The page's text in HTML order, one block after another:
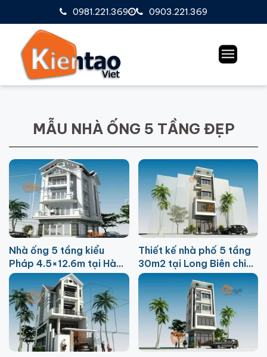
0903.221.369
0981.221.369
MẪU NHÀ ỐNG 5 TẦNG ĐẸP
Nhà ống 5 tầng kiểu
Pháp 4.5×12.6m tại Hà
Nội chi phí 1.7 tỷ
Thiết kế nhà phố 5 tầng
30m2 tại Long Biên chi
phí 700 triệu